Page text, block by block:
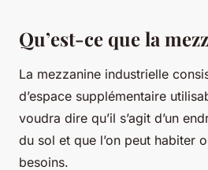
Qu’est-ce que la
La mezzanine industrielle
d’espace supplémentaire
voudra dire qu’il s’agit d’un
du sol et que l’on peut habiter
besoins.